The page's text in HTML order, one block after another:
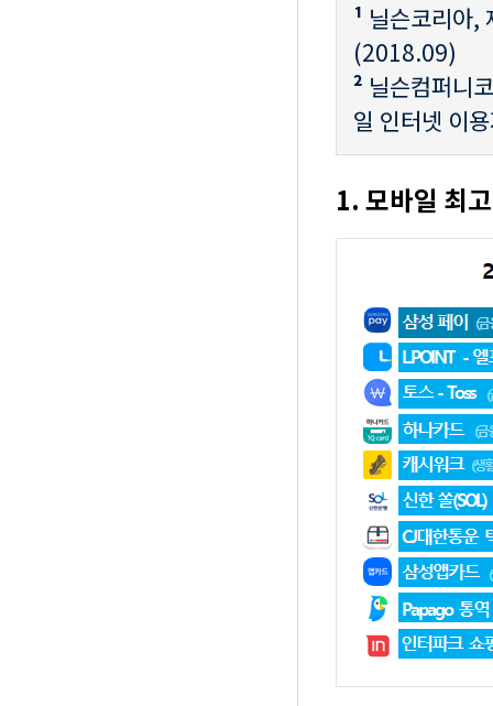
¹ 닐슨코리아,
(2018.09)
² 닐슨컴퍼니
일 인터넷 이
1. 모바일 최